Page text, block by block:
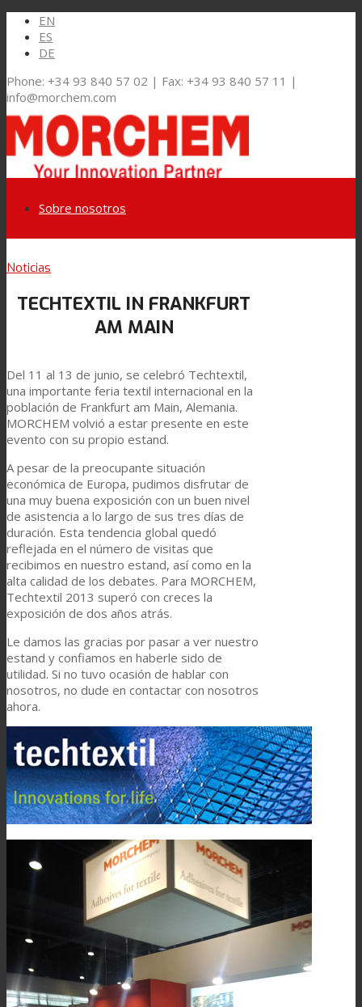
EN
ES
DE
Phone: +34 93 840 57 02 | Fax: +34 93 840 57 11 |
info@morchem.com
Link to Youtube
Link to Mail
Sobre nosotros
Mercados y Soluciones
Embalaje Flexible
Laminación de paneles
Laminación técnica
Laminación textil
Resinas de Poliuretano para tintas de impresión
I+D
Asistencia Técnica
Prestaciones
Sostenibilidad
Atención al Cliente
Noticias
TECHTEXTIL IN FRANKFURT
AM MAIN
Del 11 al 13 de junio, se celebró Techtextil,
una importante feria textil internacional en la
población de Frankfurt am Main, Alemania.
MORCHEM volvió a estar presente en este
evento con su propio estand.
A pesar de la preocupante situación
económica de Europa, pudimos disfrutar de
una muy buena exposición con un buen nivel
de asistencia a lo largo de sus tres días de
duración. Esta tendencia global quedó
reflejada en el número de visitas que
recibimos en nuestro estand, así como en la
alta calidad de los debates. Para MORCHEM,
Techtextil 2013 superó con creces la
exposición de dos años atrás.
Le damos las gracias por pasar a ver nuestro
estand y confiamos en haberle sido de
utilidad. Si no tuvo ocasión de hablar con
nosotros, no dude en contactar con nosotros
ahora.